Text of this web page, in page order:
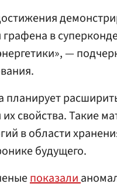
графена в
—
планирует
их свойства. Такие
в области
будущего.
показали